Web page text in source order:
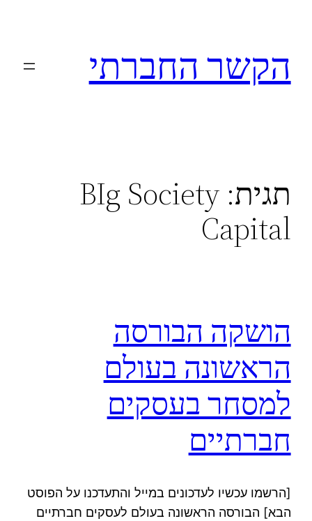
הקשר החברתי
תגית:BIg Society
Capital
הושקה הבורסה
הראשונה בעולם
למסחר בעסקים
חברתיים
[הרשמו עכשיו לעדכונים במייל והתעדכנו על הפוסט
הבא] הבורסה הראשונה בעולם לעסקים חברתיים